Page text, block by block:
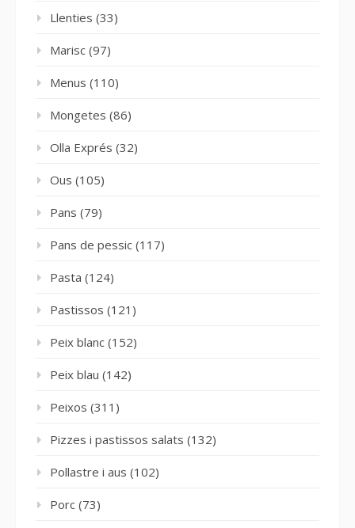
Llenties (33)
Marisc (97)
Menus (110)
Mongetes (86)
Olla Exprés (32)
Ous (105)
Pans (79)
Pans de pessic (117)
Pasta (124)
Pastissos (121)
Peix blanc (152)
Peix blau (142)
Peixos (311)
Pizzes i pastissos salats (132)
Pollastre i aus (102)
Porc (73)